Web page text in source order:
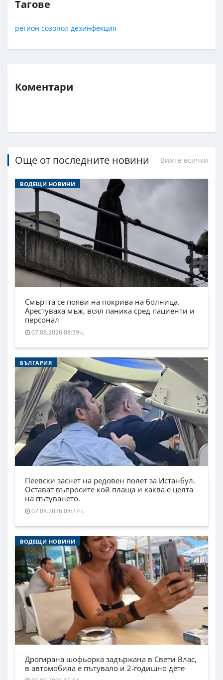
Тагове
регион созопол дезинфекция
Коментари
Още от последните новини Вижте всички
ВОДЕЩИ НОВИНИ
Смъртта се появи на покрива на болница.
Арестуваха мъж, всял паника сред пациенти и
персонал
07.08.2026 08:59ч.
БЪЛГАРИЯ
Пеевски заснет на редовен полет за Истанбул.
Остават въпросите кой плаща и каква е целта
на пътуването.
07.08.2026 08:27ч.
ВОДЕЩИ НОВИНИ
Дрогирана шофьорка задържана в Свети Влас,
в автомобила е пътувало и 2-годишно дете